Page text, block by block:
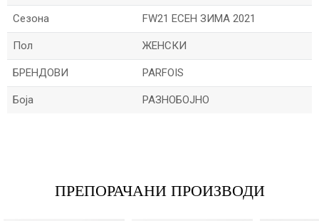
Сезона FW21 ЕСЕН ЗИМА 2021
Пол ЖЕНСКИ
БРЕНДОВИ PARFOIS
Боја РАЗНОБОЈНО
ПРЕПОРАЧАНИ ПРОИЗВОДИ